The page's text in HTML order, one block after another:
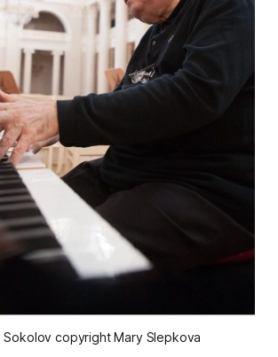
Sokolov copyright Mary Slepkova